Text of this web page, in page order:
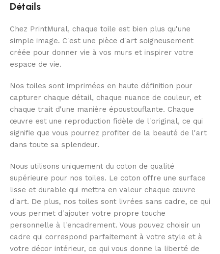
Détails
Chez PrintMural, chaque toile est bien plus qu'une
simple image. C'est une pièce d'art soigneusement
créée pour donner vie à vos murs et inspirer votre
espace de vie.
Nos toiles sont imprimées en haute définition pour
capturer chaque détail, chaque nuance de couleur, et
chaque trait d'une manière époustouflante. Chaque
œuvre est une reproduction fidèle de l'original, ce qui
signifie que vous pourrez profiter de la beauté de l'art
dans toute sa splendeur.
Nous utilisons uniquement du coton de qualité
supérieure pour nos toiles. Le coton offre une surface
lisse et durable qui mettra en valeur chaque œuvre
d'art. De plus, nos toiles sont livrées sans cadre, ce qui
vous permet d'ajouter votre propre touche
personnelle à l'encadrement. Vous pouvez choisir un
cadre qui correspond parfaitement à votre style et à
votre décor intérieur, ce qui vous donne la liberté de